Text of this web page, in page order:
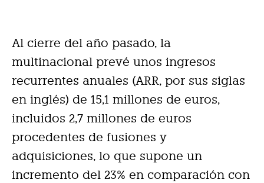
Al cierre del año pasado, la
multinacional prevé unos ingresos
recurrentes anuales (ARR, por sus siglas
en inglés) de 15,1 millones de euros,
incluidos 2,7 millones de euros
procedentes de fusiones y
adquisiciones, lo que supone un
incremento del 23% en comparación con